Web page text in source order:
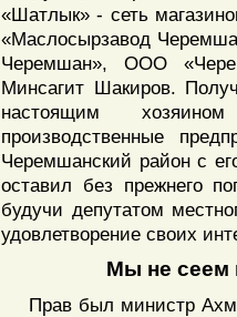
«Шатлык» - сеть
«Маслосырзавод
Черемшан», ООО
Минсагит Шакиров.
настоящим
производственные
Черемшанский район с
оставил без прежнего
будучи депутатом
удовлетворение своих
Мы не сеем
Прав был министр